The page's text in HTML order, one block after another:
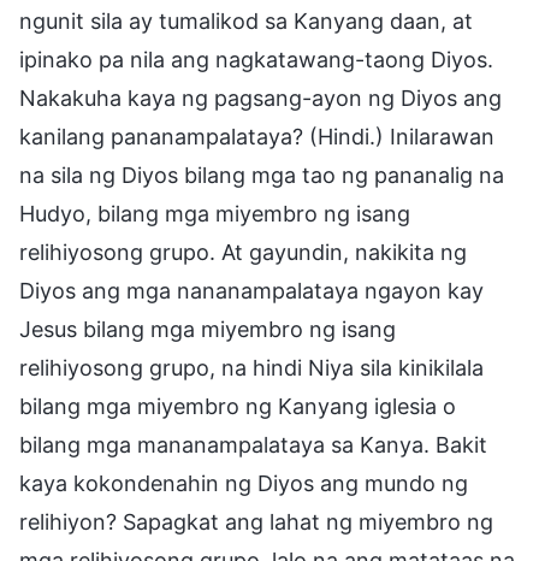
ngunit sila ay tumalikod sa Kanyang daan, at
ipinako pa nila ang nagkatawang-taong Diyos.
Nakakuha kaya ng pagsang-ayon ng Diyos ang
kanilang pananampalataya? (Hindi.) Inilarawan
na sila ng Diyos bilang mga tao ng pananalig na
Hudyo, bilang mga miyembro ng isang
relihiyosong grupo. At gayundin, nakikita ng
Diyos ang mga nananampalataya ngayon kay
Jesus bilang mga miyembro ng isang
relihiyosong grupo, na hindi Niya sila kinikilala
bilang mga miyembro ng Kanyang iglesia o
bilang mga mananampalataya sa Kanya. Bakit
kaya kokondenahin ng Diyos ang mundo ng
relihiyon? Sapagkat ang lahat ng miyembro ng